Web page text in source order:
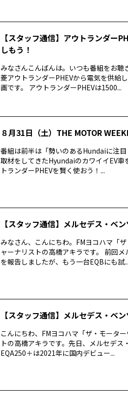
【スタッフ通信】アウトランダー
しもう！
みなさんこんばんは。いつも番組をお
菱アウトランダーPHEVから電気を供給
画です。 アウトランダーPHEVは1500...
８月31日（土）THE MOTOR
番組は前半は「勢いのあるHundaiに注
取材をしてきたHyundaiのカワイイEV車
トランダーPHEVを賢く使おう！...
【スタッフ通信】メルセデス・ベ
みなさん、こんにちわ。FMヨコハマ「
ャーナリストの高橋アキラです。 前回
を報告しましたが、もう一台EQBにも試...
【スタッフ通信】メルセデス・ベ
こんにちわ、FMヨコハマ「ザ・モータ
トの高橋アキラです。先日、メルセデス
EQA250＋は2021年に国内デビュー...